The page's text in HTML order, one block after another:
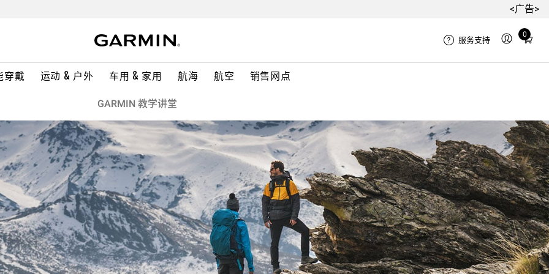
<广告>
穿戴 运动 & 户外 车用 & 家用 航海 航空 销售网点
服务支持
0
Total
in
GARMIN 教学讲堂